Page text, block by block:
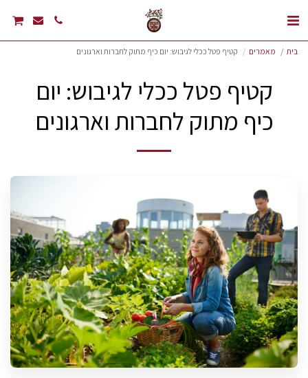
בית מאמרים קטיף פטל ככלי לגיבוש: יום כיף מתוק לחברות וארגונים
קטיף פטל ככלי לגיבוש: יום
כיף מתוק לחברות וארגונים